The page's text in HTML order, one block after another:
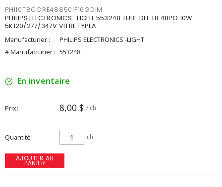
PHI10T8CORE48850IF16GDIM
PHILIPS ELECTRONICS -LIGHT 553248 TUBE DEL T8 48PO 10W
5K120/277/347V VITRE TYPEA
Manufacturier :
PHILIPS ELECTRONICS -LIGHT
# Manufacturier : 553248
En inventaire
Prix 8,00 $ / ch
Quantité ch
AJOUTER AU
PANIER